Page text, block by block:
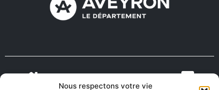
Nous respectons votre vie